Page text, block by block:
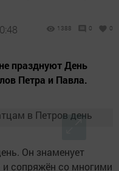
1388 0 0
празднуют День
Петра и Павла.
Он знаменует
и сопряжён со многими